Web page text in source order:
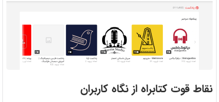
نقاط قوت کتابراه از نگاه کاربران